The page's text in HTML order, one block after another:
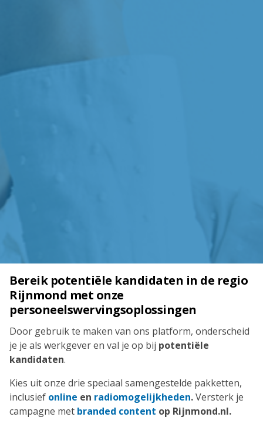
Bereik potentiële kandidaten in de regio
Rijnmond met onze
personeelswervingsoplossingen
Door gebruik te maken van ons platform, onderscheid
je je als werkgever en val je op bij potentiële
kandidaten.
Kies uit onze drie speciaal samengestelde pakketten,
inclusief online en radiomogelijkheden.Versterk je
campagne met branded content op Rijnmond.nl.